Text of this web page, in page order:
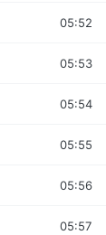
05:52
05:53
05:54
05:55
05:56
05:57